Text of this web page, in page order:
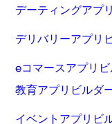
デーティングアプ
デリバリーアプリ
eコマースアプリビ
教育アプリビルダ
イベントアプリビ